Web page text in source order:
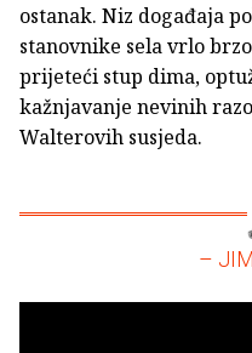
ostanak. Niz događaja
stanovnike sela vrlo
prijeteći stup dima,
kažnjavanje nevinih
Walterovih susjeda.
–